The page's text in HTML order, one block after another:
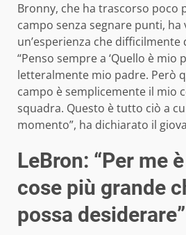
Bronny, che ha trascorso poco
campo senza segnare punti, ha
un’esperienza che
“Penso sempre a ‘Quello è mio
letteralmente mio padre. Però
campo è semplicemente il mio
squadra. Questo è tutto ciò a
momento”, ha dichiarato il
LeBron: “Per me
cose più grande
possa desiderare”